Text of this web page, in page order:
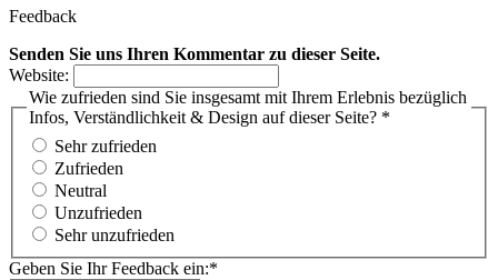
Feedback
Senden Sie uns Ihren Kommentar zu dieser Seite.
Website:
Wie zufrieden sind Sie insgesamt mit Ihrem Erlebnis bezüglich
Infos, Verständlichkeit & Design auf dieser Seite? *
Sehr zufrieden
Zufrieden
Neutral
Unzufrieden
Sehr unzufrieden
Geben Sie Ihr Feedback ein:*